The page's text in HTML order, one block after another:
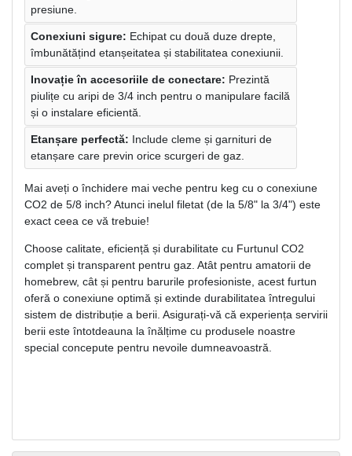
presiune.
Conexiuni sigure: Echipat cu două duze drepte,
îmbunătățind etanșeitatea și stabilitatea conexiunii.
Inovație în accesoriile de conectare: Prezintă
piulițe cu aripi de 3/4 inch pentru o manipulare facilă
și o instalare eficientă.
Etanșare perfectă: Include cleme și garnituri de
etanșare care previn orice scurgeri de gaz.
Mai aveți o închidere mai veche pentru keg cu o conexiune
CO2 de 5/8 inch? Atunci inelul filetat (de la 5/8" la 3/4") este
exact ceea ce vă trebuie!
Choose calitate, eficiență și durabilitate cu Furtunul CO2
complet și transparent pentru gaz. Atât pentru amatorii de
homebrew, cât și pentru barurile profesioniste, acest furtun
oferă o conexiune optimă și extinde durabilitatea întregului
sistem de distribuție a berii. Asigurați-vă că experiența servirii
berii este întotdeauna la înălțime cu produsele noastre
special concepute pentru nevoile dumneavoastră.